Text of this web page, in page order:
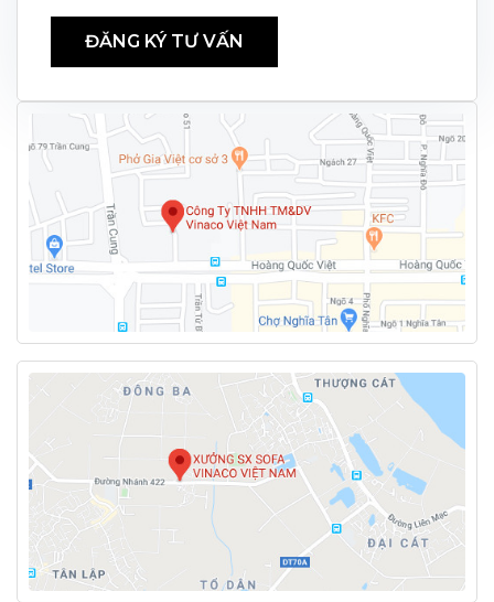
ĐĂNG KÝ TƯ VẤN